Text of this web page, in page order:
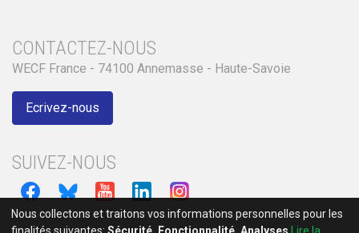
CONTACTEZ-NOUS
WECF France - 74100 Annemasse - Haute-Savoie
Ecrivez-nous
SUIVEZ-NOUS
Nous collectons et traitons vos informations personnelles pour les